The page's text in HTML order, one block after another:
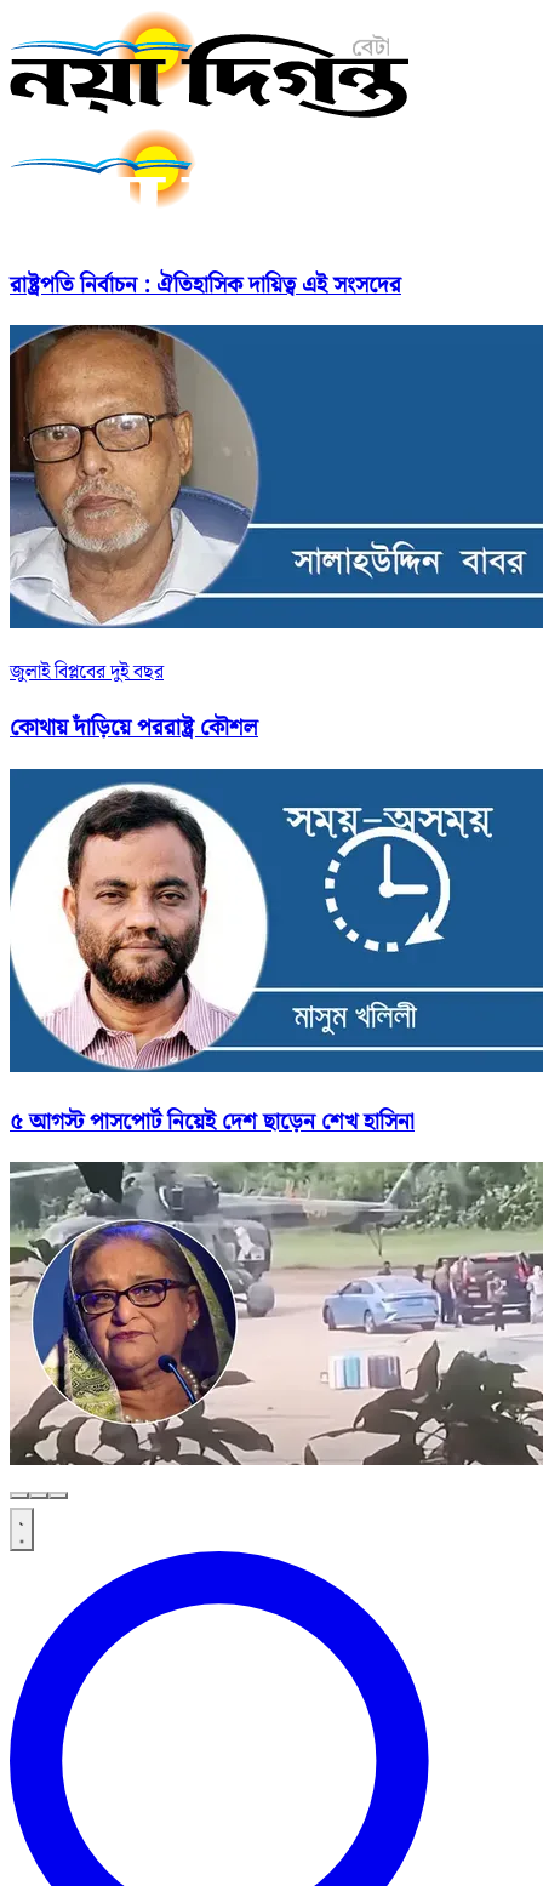
রাষ্ট্রপতি নির্বাচন : ঐতিহাসিক দায়িত্ব এই সংসদের
জুলাই বিপ্লবের দুই বছর
কোথায় দাঁড়িয়ে পররাষ্ট্র কৌশল
৫ আগস্ট পাসপোর্ট নিয়েই দেশ ছাড়েন শেখ হাসিনা